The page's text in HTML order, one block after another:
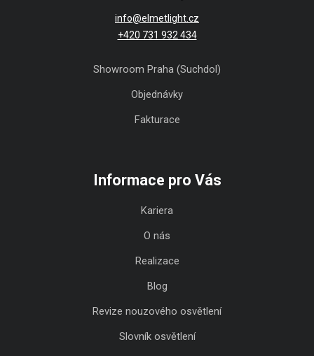
info@elmetlight.cz
+420 731 932 434
Showroom Praha (Suchdol)
Objednávky
Fakturace
Informace pro Vás
Kariera
O nás
Realizace
Blog
Revize nouzového osvětlení
Slovník osvětlení